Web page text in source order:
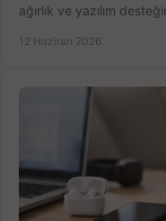
ağırlık ve yazılım
12 Haziran 2026